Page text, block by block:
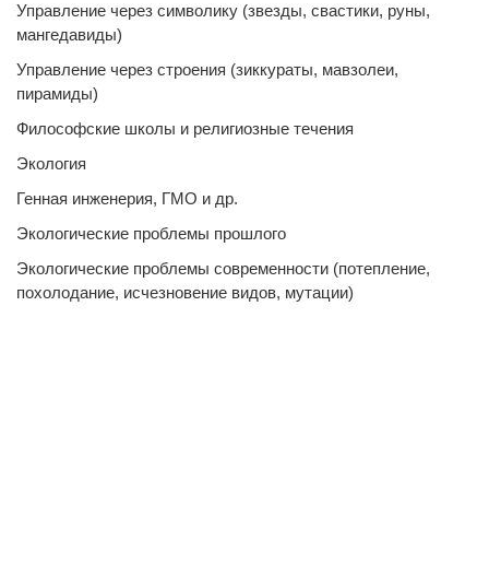
Управление через символику (звезды, свастики, руны,
мангедавиды)
Управление через строения (зиккураты, мавзолеи,
пирамиды)
Философские школы и религиозные течения
Экология
Генная инженерия, ГМО и др.
Экологические проблемы прошлого
Экологические проблемы современности (потепление,
похолодание, исчезновение видов, мутации)